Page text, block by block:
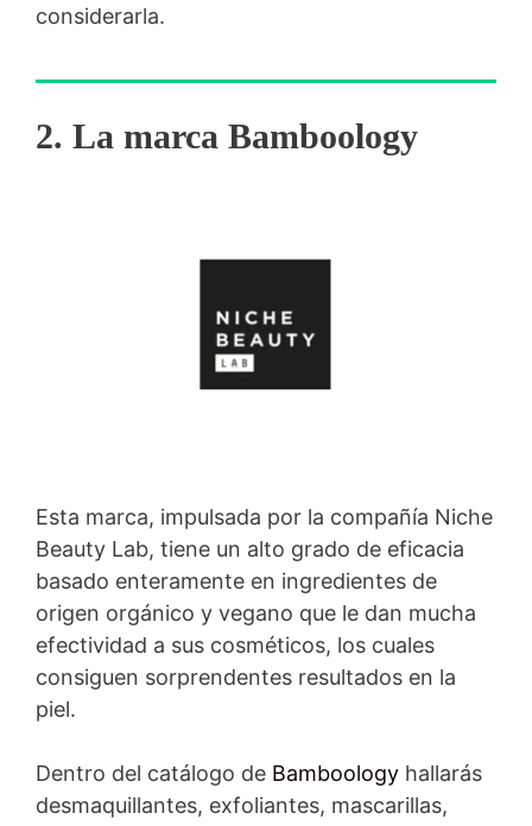
considerarla.
2. La marca Bamboology
Esta marca, impulsada por la compañía Niche
Beauty Lab, tiene un alto grado de eficacia
basado enteramente en ingredientes de
origen orgánico y vegano que le dan mucha
efectividad a sus cosméticos, los cuales
consiguen sorprendentes resultados en la
piel.
Dentro del catálogo de Bamboology hallarás
desmaquillantes, exfoliantes, mascarillas,